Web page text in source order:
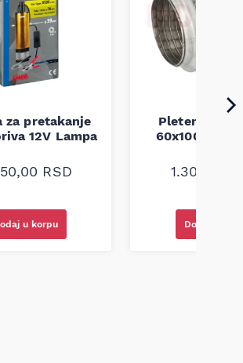
za pretakanje
12V Lampa
RSD
u korpu
Pletenica
60x100
1.300,00
Dodaj u